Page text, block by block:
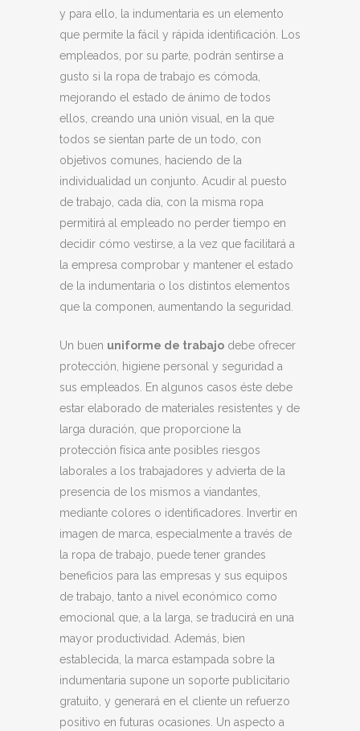
y para ello, la indumentaria es un elemento
que permite la fácil y rápida identificación. Los
empleados, por su parte, podrán sentirse a
gusto si la ropa de trabajo es cómoda,
mejorando el estado de ánimo de todos
ellos, creando una unión visual, en la que
todos se sientan parte de un todo, con
objetivos comunes, haciendo de la
individualidad un conjunto. Acudir al puesto
de trabajo, cada día, con la misma ropa
permitirá al empleado no perder tiempo en
decidir cómo vestirse, a la vez que facilitará a
la empresa comprobar y mantener el estado
de la indumentaria o los distintos elementos
que la componen, aumentando la seguridad.
Un buen uniforme de trabajo debe ofrecer
protección, higiene personal y seguridad a
sus empleados. En algunos casos éste debe
estar elaborado de materiales resistentes y de
larga duración, que proporcione la
protección física ante posibles riesgos
laborales a los trabajadores y advierta de la
presencia de los mismos a viandantes,
mediante colores o identificadores. Invertir en
imagen de marca, especialmente a través de
la ropa de trabajo, puede tener grandes
beneficios para las empresas y sus equipos
de trabajo, tanto a nivel económico como
emocional que, a la larga, se traducirá en una
mayor productividad. Además, bien
establecida, la marca estampada sobre la
indumentaria supone un soporte publicitario
gratuito, y generará en el cliente un refuerzo
positivo en futuras ocasiones. Un aspecto a